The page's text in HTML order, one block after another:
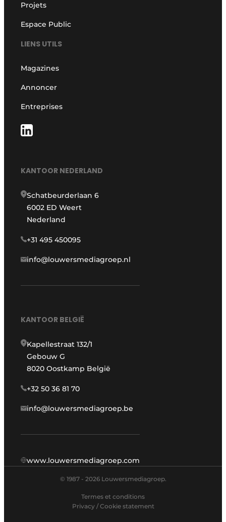
Projets
Espace Public
LIENS UTILS
Magazines
Annoncer
Entreprises
KANTOOR NEDERLAND
Schatbeurderlaan 6
6002 ED Weert
Nederland
+31 495 450095
info@louwersmediagroep.nl
KANTOOR BELGIË
Kapellestraat 132/1
Gebouw G
8020 Oostkamp België
+32 50 36 81 70
info@louwersmediagroep.be
www.louwersmediagroep.com
© 1987 - 2026 Louwersmediagroep.
Termes et conditions
Privacy / Cookie statement